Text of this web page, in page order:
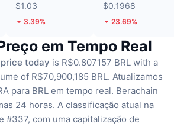
$1.03
3.39%
$0.1968
23.69%
em Tempo Real
today is R$0.807157 BRL with a
of R$70,900,185 BRL. Atualizamos
para BRL em tempo real. Berachain
24 horas. A classificação atual na
#337, com uma capitalização de